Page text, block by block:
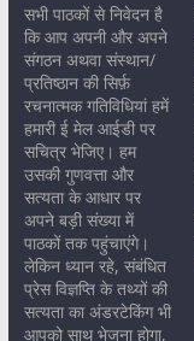
सभी पाठकों से निवेदन है
कि आप अपनी और अपने
संगठन अथवा संस्थान/
प्रतिष्ठान की सिर्फ़
रचनात्मक गतिविधियां हमें
हमारी ई मेल आईडी पर
सचित्र भेजिए। हम
उसकी गुणवत्ता और
सत्यता के आधार पर
अपने बड़ी संख्या में
पाठकों तक पहुंचाएंगे।
लेकिन ध्यान रहे, संबंधित
प्रेस विज्ञप्ति के तथ्यों की
सत्यता का अंडरटेकिंग भी
आपको साथ भेजना होगा,